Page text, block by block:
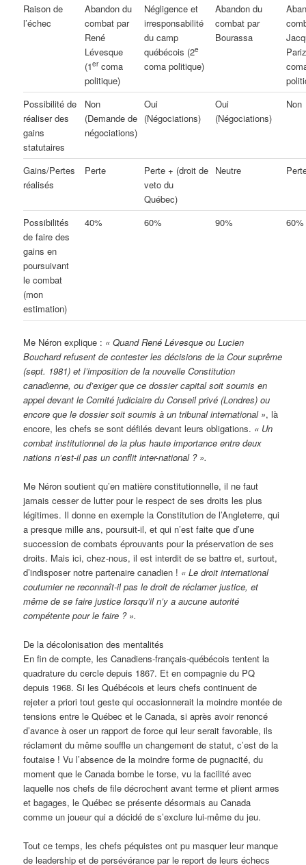
Raison de
l’échec
Abandon du
combat par
René
Lévesque
(1ercoma
politique)
Négligence et
irresponsabilité
du camp
québécois (2e
coma politique)
Abandon du
combat par
Bourassa
Possibilité de
réaliser des
gains
statutaires
Non
(Demande de
négociations)
Oui
(Négociations)
Oui
(Négociations)
Non
Gains/Pertes
réalisés
Perte
Perte + (droit de
veto du
Québec)
Neutre
Possibilités
de faire des
gains en
poursuivant
le combat
(mon
estimation)
40% 60% 90% 60%
Me Néron explique : « Quand René Lévesque ou Lucien
Bouchard refusent de contester les décisions de la Cour suprême
(sept. 1981) et l’imposition de la nouvelle Constitution
canadienne, ou d’exiger que ce dossier capital soit soumis en
appel devant le Comité judiciaire du Conseil privé (Londres) ou
encore que le dossier soit soumis à un tribunal international », là
encore, les chefs se sont défilés devant leurs obligations. « Un
combat institutionnel de la plus haute importance entre deux
nations n’est-il pas un conflit inter-national ? ».
Me Néron soutient qu’en matière constitutionnelle, il ne faut
jamais cesser de lutter pour le respect de ses droits les plus
légitimes. Il donne en exemple la Constitution de l’Angleterre, qui
a presque mille ans, poursuit-il, et qui n’est faite que d’une
succession de combats éprouvants pour la préservation de ses
droits. Mais ici, chez-nous, il est interdit de se battre et, surtout,
d’indisposer notre partenaire canadien ! « Le droit international
coutumier ne reconnaît-il pas le droit de réclamer justice, et
même de se faire justice lorsqu’il n’y a aucune autorité
compétente pour le faire ? ».
De la décolonisation des mentalités
En fin de compte, les Canadiens-français-québécois tentent la
quadrature du cercle depuis 1867. Et en compagnie du PQ
depuis 1968. Si les Québécois et leurs chefs continuent de
rejeter a priori tout geste qui occasionnerait la moindre montée de
tensions entre le Québec et le Canada, si après avoir renoncé
d’avance à oser un rapport de force qui leur serait favorable, ils
réclament du même souffle un changement de statut, c’est de la
foutaise ! Vu l’absence de la moindre forme de pugnacité, du
moment que le Canada bombe le torse, vu la facilité avec
laquelle nos chefs de file décrochent avant terme et plient armes
et bagages, le Québec se présente désormais au Canada
comme un joueur qui a décidé de s’exclure lui-même du jeu.
Tout ce temps, les chefs péquistes ont pu masquer leur manque
de leadership et de persévérance par le report de leurs échecs